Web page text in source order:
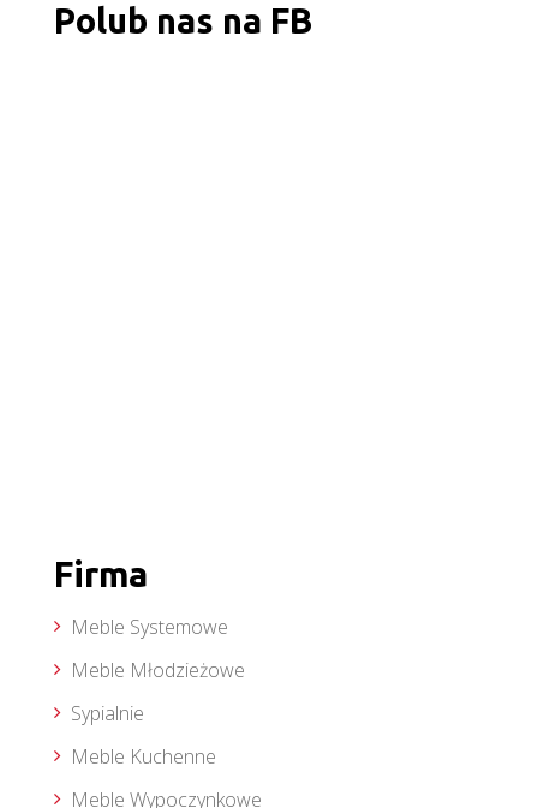
Polub nas na FB
Firma
Meble Systemowe
Meble Młodzieżowe
Sypialnie
Meble Kuchenne
Meble Wypoczynkowe